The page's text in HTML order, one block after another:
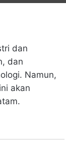
dan
dan
Namun,
akan